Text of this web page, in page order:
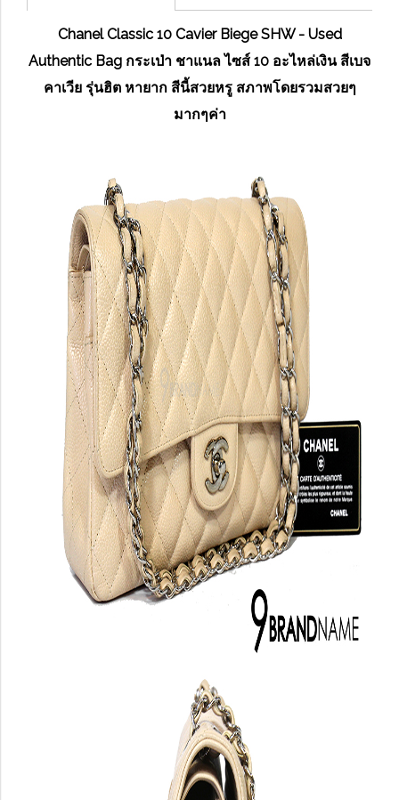
Chanel Classic 10 Cavier Biege SHW - Used
Authentic Bag กระเป่า ชาแนล ไซส์ 10 อะไหล่เงิน สีเบจ
คาเวีย รุ่นฮิต หายาก สีนี้สวยหรู สภาพโดยรวมสวยๆ
มากๆค่า